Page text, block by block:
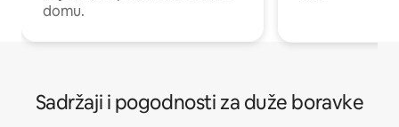
domu.
Sadržaji i pogodnosti za duže boravke